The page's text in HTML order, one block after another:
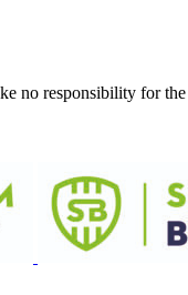
no responsibility for